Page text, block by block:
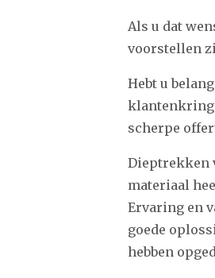
Als u dat
voorstellen
Hebt u
klantenkring
scherpe
Dieptrekken
materiaal
Ervaring en
goede
hebben